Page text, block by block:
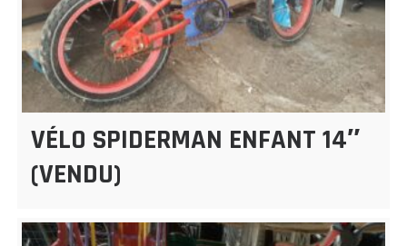
VÉLO SPIDERMAN ENFANT 14″
(VENDU)